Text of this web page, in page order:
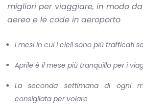
migliori per viaggiare, in modo
aereo e le code in aeroporto
I mesi in cui i cieli sono più trafficati
Aprile è il mese più tranquillo per i
La seconda settimana di ogni
consigliata per volare